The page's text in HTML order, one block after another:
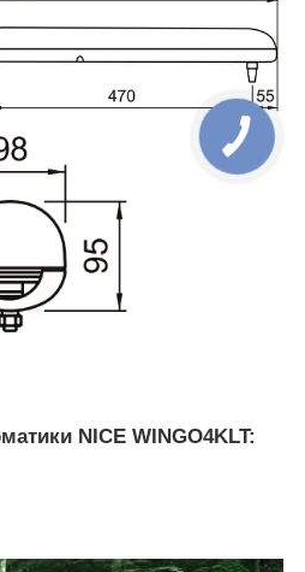
NICE WINGO4KLT: